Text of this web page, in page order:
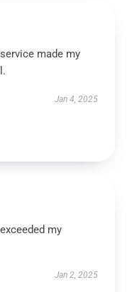
made my
Jan 4, 2025
my
Jan 2, 2025